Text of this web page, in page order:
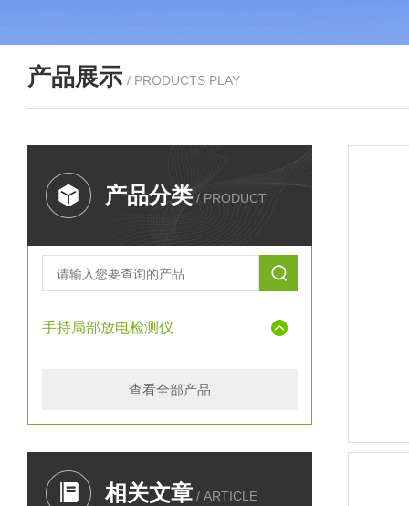
产品展示 / PRODUCTS PLAY
产品分类 / PRODUCT
手持局部放电检测仪
查看全部产品
相关文章 / ARTICLE